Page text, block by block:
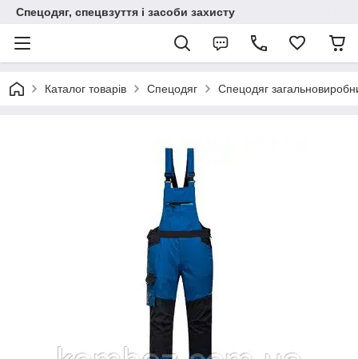
Спецодяг, спецвзуття і засоби захисту
Каталог товарів Спецодяг Спецодяг